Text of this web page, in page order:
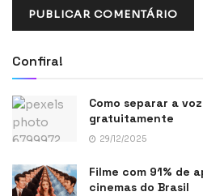
Confira!
Como separar a
gratuitamente
29/12/2025
Filme com 91% de
cinemas do Brasil